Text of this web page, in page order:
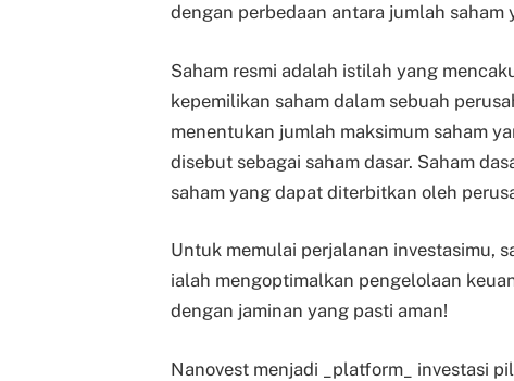
dengan perbedaan antara jumlah
Saham resmi adalah istilah yang
kepemilikan saham dalam sebuah
menentukan jumlah maksimum saham
disebut sebagai saham dasar. Saham
saham yang dapat diterbitkan oleh
Untuk memulai perjalanan investasimu,
ialah mengoptimalkan pengelolaan
dengan jaminan yang pasti aman!
Nanovest menjadi _platform_ investasi